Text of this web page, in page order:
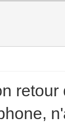
retour